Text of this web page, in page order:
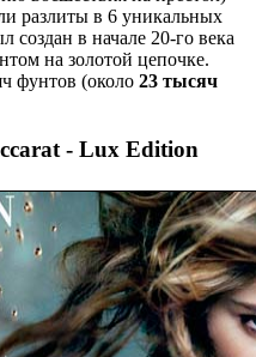
разлиты в 6 уникальных
в начале 20-го века
на золотой цепочке.
фунтов (около 23 тысяч
- Lux Edition